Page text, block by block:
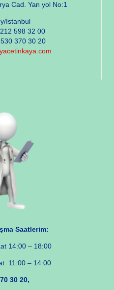
Cad. Yan yol No:1
İstanbul
598 32 00
370 30 20
Saatlerim:
14:00 – 18:00
11:00 – 14:00
30 20,